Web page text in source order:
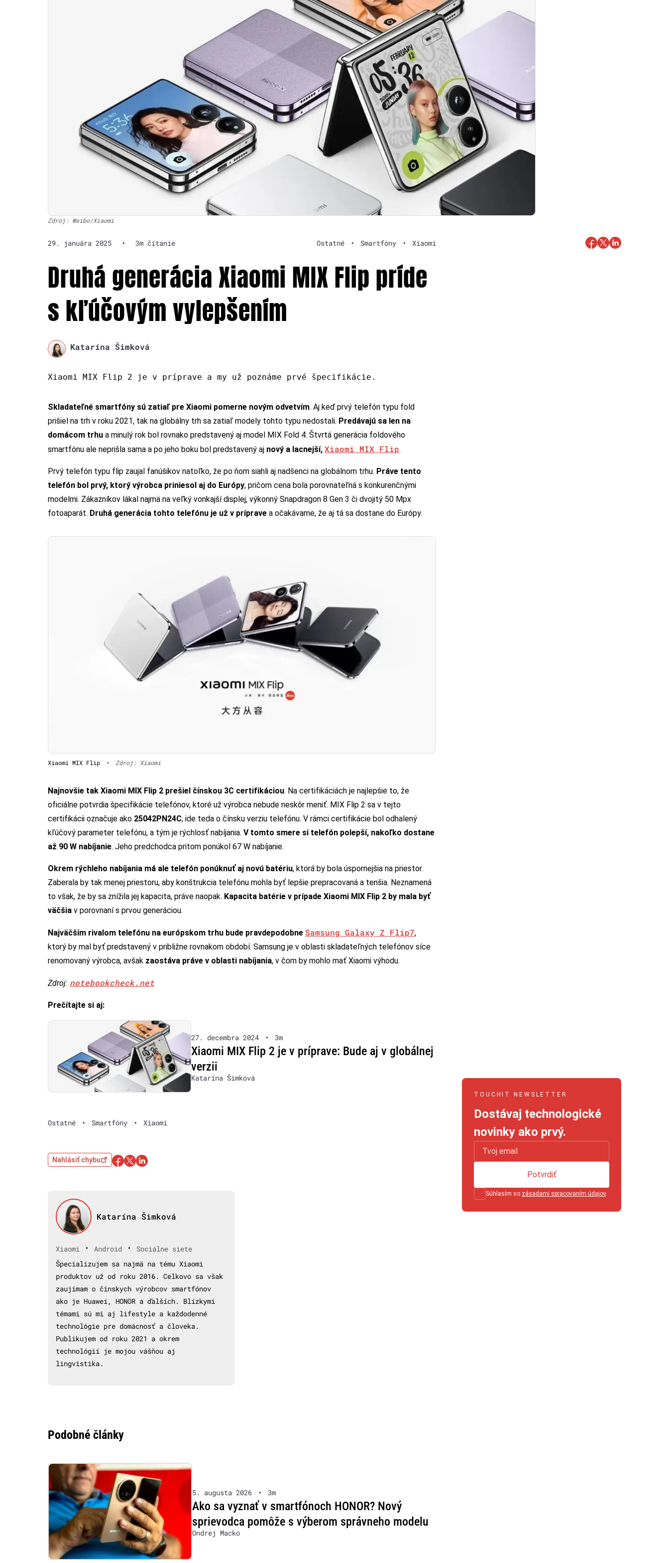
Zdroj: Weibo/Xiaomi
29. januára 2025 • 3m čítanie Ostatné • Smartfóny • Xiaomi
Druhá generácia Xiaomi MIX Flip príde
s kľúčovým vylepšením
Katarína Šimková
Xiaomi MIX Flip 2 je v príprave a my už poznáme prvé špecifikácie.
Skladateľné smartfóny sú zatiaľ pre Xiaomi pomerne novým odvetvím. Aj keď prvý telefón typu fold
prišiel na trh v roku 2021, tak na globálny trh sa zatiaľ modely tohto typu nedostali. Predávajú sa len na
domácom trhu a minulý rok bol rovnako predstavený aj model MIX Fold 4. Štvrtá generácia foldového
smartfónu ale neprišla sama a po jeho boku bol predstavený aj nový a lacnejší, Xiaomi MIX Flip.
Prvý telefón typu flip zaujal fanúšikov natoľko, že po ňom siahli aj nadšenci na globálnom trhu. Práve tento
telefón bol prvý, ktorý výrobca priniesol aj do Európy, pričom cena bola porovnateľná s konkurenčnými
modelmi. Zákazníkov lákal najmä na veľký vonkajší displej, výkonný Snapdragon 8 Gen 3 či dvojitý 50 Mpx
fotoaparát. Druhá generácia tohto telefónu je už v príprave a očakávame, že aj tá sa dostane do Európy.
Xiaomi MIX Flip • Zdroj: Xiaomi
Najnovšie tak Xiaomi MIX Flip 2 prešiel čínskou 3C certifikáciou. Na certifikáciách je najlepšie to, že
oficiálne potvrdia špecifikácie telefónov, ktoré už výrobca nebude neskôr meniť. MIX Flip 2 sa v tejto
certifikácii označuje ako 25042PN24C, ide teda o čínsku verziu telefónu. V rámci certifikácie bol odhalený
kľúčový parameter telefónu, a tým je rýchlosť nabíjania. V tomto smere si telefón polepší, nakoľko dostane
až 90 W nabíjanie. Jeho predchodca pritom ponúkol 67 W nabíjanie.
Okrem rýchleho nabíjania má ale telefón ponúknuť aj novú batériu, ktorá by bola úspornejšia na priestor.
Zaberala by tak menej priestoru, aby konštrukcia telefónu mohla byť lepšie prepracovaná a tenšia. Neznamená
to však, že by sa znížila jej kapacita, práve naopak. Kapacita batérie v prípade Xiaomi MIX Flip 2 by mala byť
väčšia v porovnaní s prvou generáciou.
Najväčším rivalom telefónu na európskom trhu bude pravdepodobne Samsung Galaxy Z Flip7,
ktorý by mal byť predstavený v približne rovnakom období. Samsung je v oblasti skladateľných telefónov síce
renomovaný výrobca, avšak zaostáva práve v oblasti nabíjania, v čom by mohlo mať Xiaomi výhodu.
Zdroj: notebookcheck.net
Prečítajte si aj:
27. decembra 2024 • 3m
Xiaomi MIX Flip 2 je v príprave: Bude aj v globálnej
verzii
Katarína Šimková
Ostatné • Smartfóny • Xiaomi
Nahlásiť chybu
Katarína Šimková
Xiaomi • Android •
Sociálne siete
Špecializujem sa najmä na tému Xiaomi
produktov už od roku 2016. Celkovo sa však
zaujímam o čínskych výrobcov smartfónov
ako je Huawei, HONOR a ďalších. Blízkymi
témami sú mi aj lifestyle a každodenné
technológie pre domácnosť a človeka.
Publikujem od roku 2021 a okrem
technológií je mojou vášňou aj
lingvistika.
Podobné články
5. augusta 2026 • 3m
Ako sa vyznať v smartfónoch HONOR? Nový
sprievodca pomôže s výberom správneho modelu
Ondrej Macko
TOUCHIT NEWSLETTER
Dostávaj technologické
novinky ako prvý.
Súhlasím so zásadami spracovaním údajov.
Potvrdiť